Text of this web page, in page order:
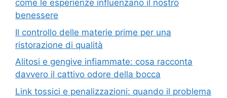
come le esperienze influenzano il nostro
benessere
Il controllo delle materie prime per una
ristorazione di qualità
Alitosi e gengive infiammate: cosa racconta
davvero il cattivo odore della bocca
Link tossici e penalizzazioni: quando il problema